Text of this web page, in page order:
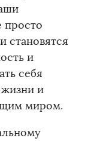
просто
становятся
и
себя
и
миром.